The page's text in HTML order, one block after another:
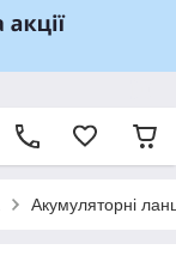
Акумуляторні